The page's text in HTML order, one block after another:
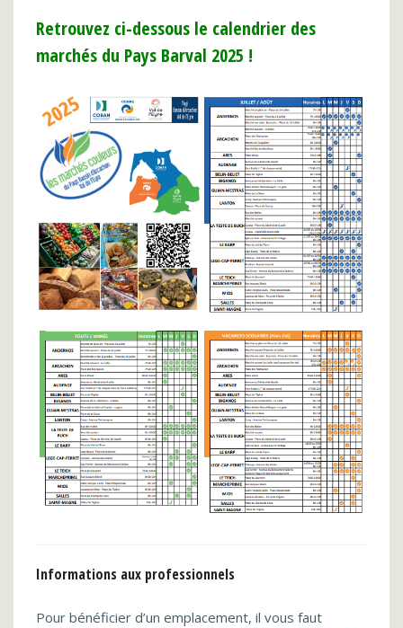
Retrouvez ci-dessous le calendrier des
marchés du Pays Barval 2025 !
Informations aux professionnels
Pour bénéficier d’un emplacement, il vous faut